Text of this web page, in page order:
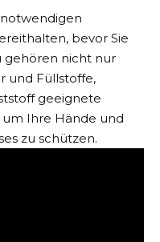
notwendigen
bevor Sie
gehören nicht nur
und Füllstoffe,
geeignete
Ihre Hände und
zu schützen.